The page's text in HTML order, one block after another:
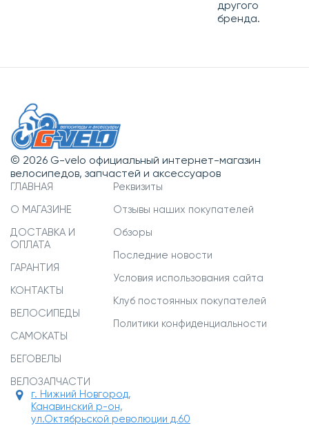
другого
бренда.
© 2026 G-velo официальный интернет-магазин
велосипедов, запчастей и аксессуаров
ГЛАВНАЯ
О МАГАЗИНЕ
ДОСТАВКА И
ОПЛАТА
ГАРАНТИЯ
КОНТАКТЫ
ВЕЛОСИПЕДЫ
САМОКАТЫ
БЕГОВЕЛЫ
ВЕЛОЗАПЧАСТИ
Реквизиты
Отзывы наших покупателей
Обзоры
Последние новости
Условия использования сайта
Клуб постоянных покупателей
Политики конфиденциальности
г. Нижний Новгород,
Канавинский р-он,
ул.Октябрьской революции д.60